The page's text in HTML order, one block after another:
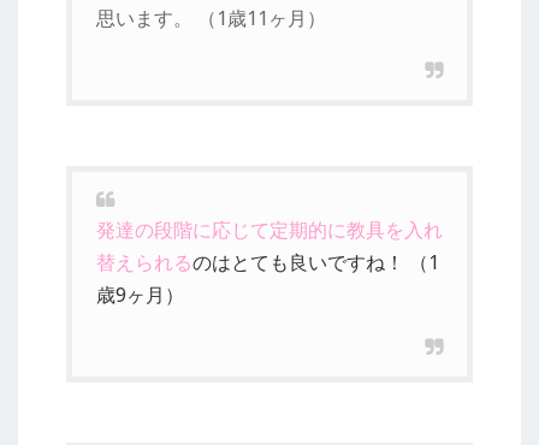
思います。 （1歳11ヶ月）
発達の段階に応じて定期的に教具を入れ
替えられるのはとても良いですね！ （1
歳9ヶ月）